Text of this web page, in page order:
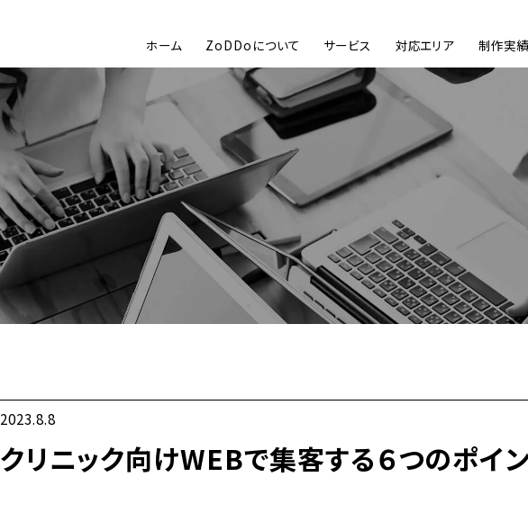
ホーム ZoDDoについて サービス 対応エリア 制作実績
2023.8.8
クリニック向けWEBで集客する６つのポイ